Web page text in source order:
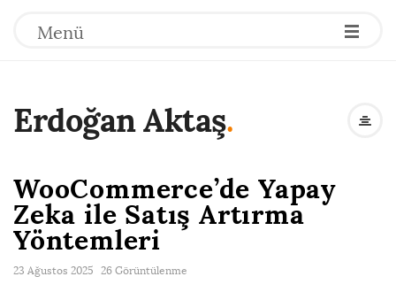
Menü
Erdoğan Aktaş.
WooCommerce’de Yapay
Zeka ile Satış Artırma
Yöntemleri
23 Ağustos 2025 26 Görüntülenme